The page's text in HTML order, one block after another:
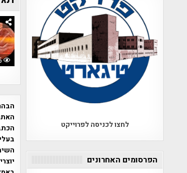
לחצו לכניסה לפרוייקט
הפרסומים האחרונים